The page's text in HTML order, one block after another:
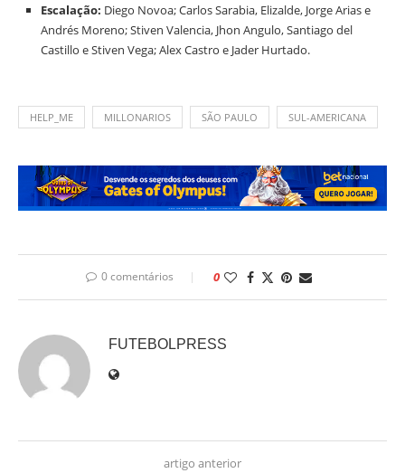
Escalação: Diego Novoa; Carlos Sarabia, Elizalde, Jorge Arias e
Andrés Moreno; Stiven Valencia, Jhon Angulo, Santiago del
Castillo e Stiven Vega; Alex Castro e Jader Hurtado.
HELP_ME MILLONARIOS SÃO PAULO SUL-AMERICANA
0 comentários 0
FUTEBOLPRESS
artigo anterior